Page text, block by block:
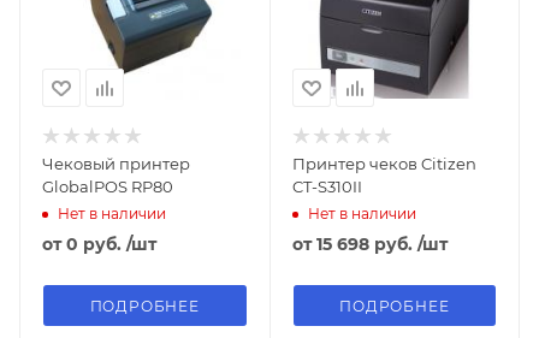
Чековый принтер
GlobalPOS RP80
Нет в наличии
от0 руб. /шт
ПОДРОБНЕЕ
Принтер чеков Citizen
CT-S310II
Нет в наличии
от15 698 руб. /шт
ПОДРОБНЕЕ